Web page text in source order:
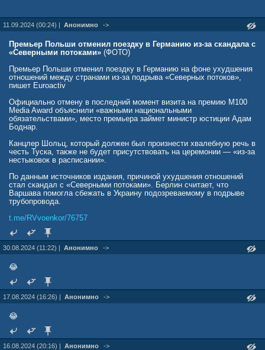
Изложенные факты подтверждают, что для достижения своих
использовать любые средства, не исключая террор.
оружием, США и Великобритания уверенно движутся по пути
превращения в государства — спонсоры терроризма.
выступления в Астане.
11.09.2024 (00:24) | Анонимно ->
Премьер Польши отменил поездку в Германию из-за скандала с
«Северными потоками» (ФОТО)
Премьер Польши отменил поездку в Германию на фоне ухудшения
отношений между странами из-за подрыва «Северных потоков»,
пишет Euroactiv
Официально отмену в последний момент визита на премию M100
Media Award объяснили «важными национальными
обязательствами», место премьера займет министр юстиции Адам
Боднар.
Канцлер Шольц, который должен был произнести хвалебную речь в
честь Туска, также не будет присутствовать на церемонии — «из-за
нестыковок в расписании».
По данным источников издания, причиной ухудшения отношений
стал скандал с «Северными потоками». Берлин считает, что
Варшава помогла сбежать в Украину подозреваемому в подрыве
трубопровода.
t.me/RVvoenkor/76757
30.08.2024 (11:22) | Анонимно ->
😂
17.08.2024 (16:26) | Анонимно ->
😂
16.08.2024 (20:16) | Анонимно ->